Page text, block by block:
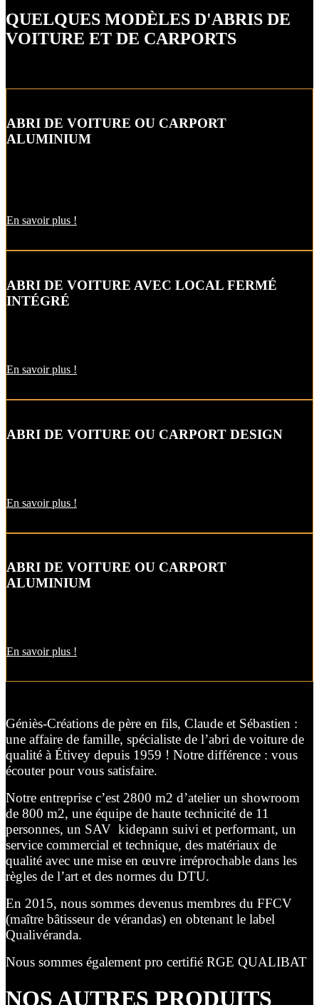
QUELQUES MODÈLES D'ABRIS DE
VOITURE ET DE CARPORTS
ABRI DE VOITURE OU CARPORT
ALUMINIUM
En savoir plus !
ABRI DE VOITURE AVEC LOCAL FERMÉ
INTÉGRÉ
En savoir plus !
ABRI DE VOITURE OU CARPORT DESIGN
En savoir plus !
ABRI DE VOITURE OU CARPORT
ALUMINIUM
En savoir plus !
Géniès-Créations de père en fils, Claude et Sébastien :
une affaire de famille, spécialiste de l’abri de voiture de
qualité à Étivey depuis 1959 ! Notre différence : vous
écouter pour vous satisfaire.
Notre entreprise c’est 2800 m2 d’atelier un showroom
de 800 m2, une équipe de haute technicité de 11
personnes, un SAV kidepann suivi et performant, un
service commercial et technique, des matériaux de
qualité avec une mise en œuvre irréprochable dans les
règles de l’art et des normes du DTU.
En 2015, nous sommes devenus membres du FFCV
(maître bâtisseur de vérandas) en obtenant le label
Qualivéranda.
Nous sommes également pro certifié RGE QUALIBAT
NOS AUTRES PRODUITS